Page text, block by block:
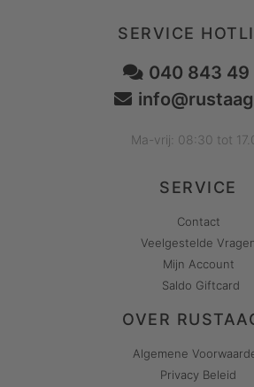
SERVICE
040 843 49
Ma-vrij: 08:30 tot
SERVICE
Contact
Veelgestelde
Mijn Account
Saldo Giftcard
OVER
Algemene
Privacy Beleid